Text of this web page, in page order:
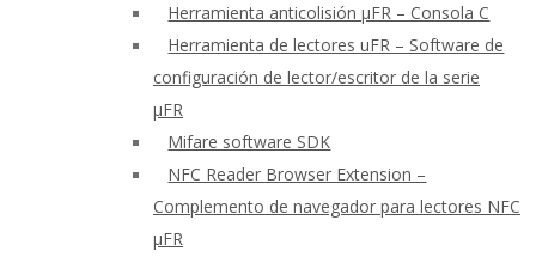
Herramienta anticolisión μFR – Consola C
Herramienta de lectores uFR – Software de
configuración de lector/escritor de la serie
μFR
Mifare software SDK
NFC Reader Browser Extension –
Complemento de navegador para lectores NFC
μFR